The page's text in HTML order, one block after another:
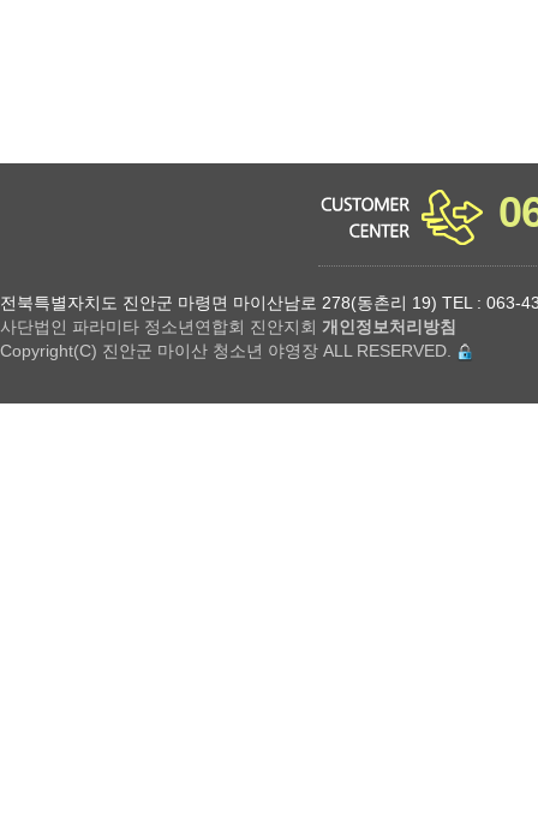
전북특별자치도 진안군 마령면 마이산남로 278(동촌리 19) TEL : 063-
사단법인 파라미타 정소년연합회 진안지회 개인정보처리방침
Copyright(C) 진안군 마이산 청소년 야영장 ALL RESERVED.